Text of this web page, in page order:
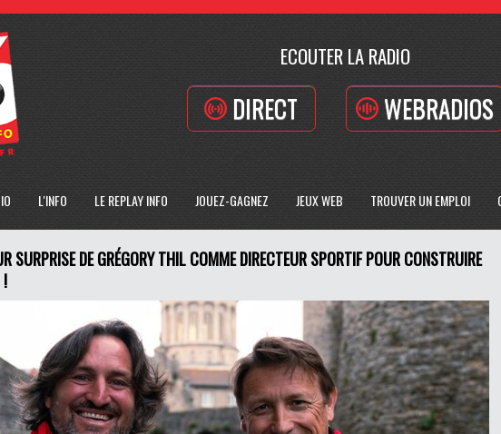
ECOUTER LA RADIO
DIRECT WEBRADIOS
L'INFO LE REPLAY INFO JOUEZ-GAGNEZ JEUX WEB TROUVER UN EMPLOI
SURPRISE DE GRÉGORY THIL COMME DIRECTEUR SPORTIF POUR CONSTRUIRE
!